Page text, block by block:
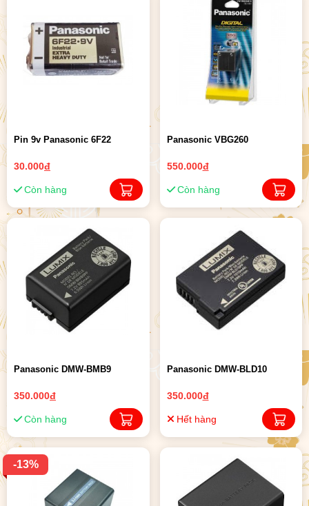
Pin 9v Panasonic 6F22
30.000đ
Còn hàng
Panasonic VBG260
550.000đ
Còn hàng
Panasonic DMW-BMB9
350.000đ
Còn hàng
Panasonic DMW-BLD10
350.000đ
Hết hàng
-13%